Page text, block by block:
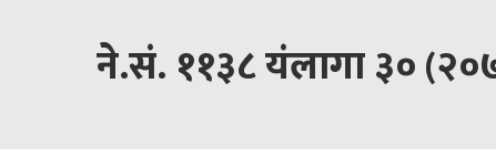
ने.सं. ११३८ यंलागा ३०